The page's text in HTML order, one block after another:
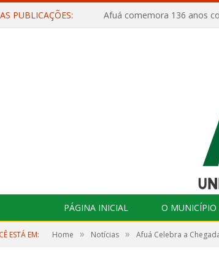
PUBLICAÇÕES:
PÁGINA INICIAL O MUNICÍPIO
ESTÁ EM: Home » Notícias » Afuá Celebra a